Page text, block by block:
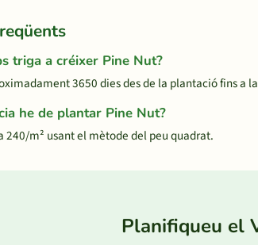
triga a créixer Pine Nut?
3650 dies des de la plantació fins a
he de plantar Pine Nut?
240/m² usant el mètode del peu quadrat.
Planifiqueu el